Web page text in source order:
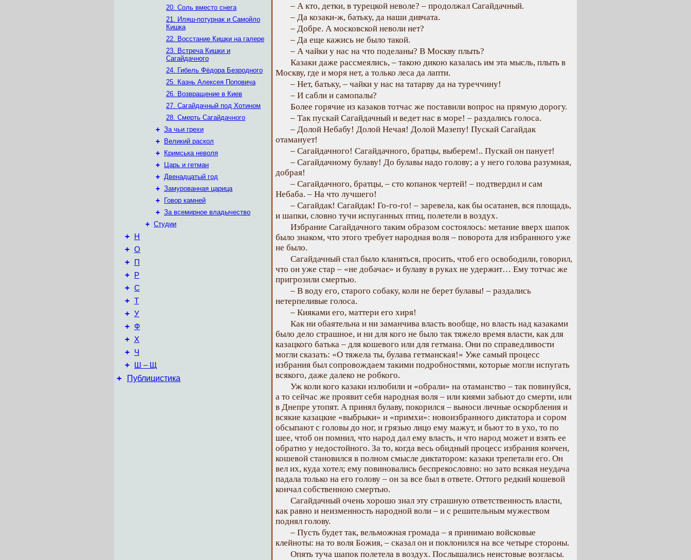
20. Соль вместо снега
21. Иляш-потурнак и Самойло
Кишка
22. Восстание Кишки на галере
23. Встреча Кишки и
Сагайдачного
24. Гибель Фёдора Безродного
25. Казнь Алексея Поповича
26. Возвращение в Киев
27. Сагайдачный под Хотином
28. Смерть Сагайдачного
+ За чьи грехи
+
Великий раскол
+
Кримська неволя
+
Царь и гетман
+ Двенадцатый год
+ Замурованная царица
+
Говор камней
+ За всемирное владычество
+ Студии
+ Н
+ О
+ П
+ Р
+ С
+ Т
+ У
+ Ф
+ Х
+ Ч
+ Ш – Щ
+ Публицистика
– А кто, детки, в турецкой неволе? – продолжал Сагайдачный.
– Да козаки-ж, батьку, да наши дивчата.
– Добре. А московской неволи нет?
– Да еще кажись не было такой.
– А чайки у нас на что поделаны? В Москву плыть?
Казаки даже рассмеялись, – такою дикою казалась им эта мысль, плыть в
Москву, где и моря нет, а только леса да лапти.
– Нет, батьку, – чайки у нас на татарву да на туреччину!
– И сабли и самопалы?
Более горячие из казаков тотчас же поставили вопрос на прямую дорогу.
– Так пускай Сагайдачный и ведет нас в море! – раздались голоса.
– Долой Небабу! Долой Нечая! Долой Мазепу! Пускай Сагайдак
отаманует!
– Сагайдачного! Сагайдачного, братцы, выберем!.. Пускай он панует!
– Сагайдачному булаву! До булавы надо голову; а у него голова разумная,
добрая!
– Сагайдачного, братцы, – сто копанок чертей! – подтвердил и сам
Небаба. – На что лучшего!
– Сагайдак! Сагайдак! Го-го-го! – заревела, как бы осатанев, вся площадь,
и шапки, словно тучи испуганных птиц, полетели в воздух.
Избрание Сагайдачного таким образом состоялось: метание вверх шапок
было знаком, что этого требует народная воля – поворота для избранного уже
не было.
Сагайдачный стал было кланяться, просить, чтоб его освободили, говорил,
что он уже стар – «не добачає» и булаву в руках не удержит… Ему тотчас же
пригрозили смертью.
– В воду его, старого собаку, коли не берет булавы! – раздались
нетерпеливые голоса.
– Кияками его, маттери его хиря!
Как ни обаятельна и ни заманчива власть вообще, но власть над казаками
было дело страшное, и ни для кого не было так тяжело время власти, как для
казацкого батька – для кошевого или для гетмана. Они по справедливости
могли сказать: «О тяжела ты, булава гетманская!» Уже самый процесс
избрания был сопровождаем такими подробностями, которые могли испугать
всякого, даже далеко не робкого.
Уж коли кого казаки излюбили и «обрали» на отаманство – так повинуйся,
а то сейчас же проявит себя народная воля – или киями забьют до смерти, или
в Днепре утопят. А принял булаву, покорился – выноси личные оскорбления и
всякие казацкие «выбрыки» и «примхи»: новоизбранного диктатора и сором
обсыпают с головы до ног, и грязью лицо ему мажут, и бьют то в ухо, то по
шее, чтоб он помнил, что народ дал ему власть, и что народ может и взять ее
обратно у недостойного. За то, когда весь обидный процесс избрания кончен,
кошевой становился в полном смысле диктатором: казаки трепетали его. Он
вел их, куда хотел; ему повиновались беспрекословно: но зато всякая неудача
падала только на его голову – он за все был в ответе. Оттого редкий кошевой
кончал собственною смертью.
Сагайдачный очень хорошо знал эту страшную ответственность власти,
как равно и неизменность народной воли – и с решительным мужеством
поднял голову.
– Пусть будет так, вельможная громада – я принимаю войсковые
клейноты: на то воля Божия, – сказал он и поклонился на все четыре стороны.
Опять туча шапок полетела в воздух. Послышались неистовые возгласы.